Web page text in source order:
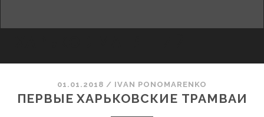
01.01.2018 / ІVAN PONOMARENKO
ПЕРВЫЕ ХАРЬКОВСКИЕ ТРАМВАИ